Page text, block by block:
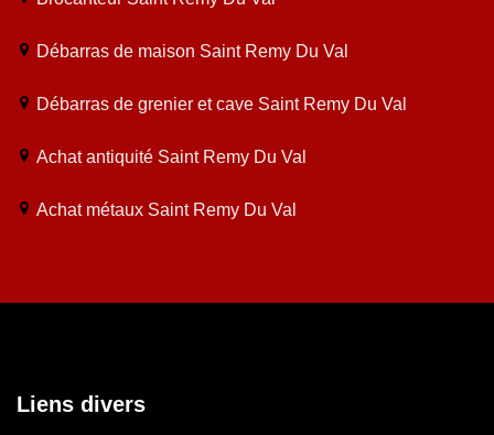
Débarras de maison Saint Remy Du Val
Débarras de grenier et cave Saint Remy Du Val
Achat antiquité Saint Remy Du Val
Achat métaux Saint Remy Du Val
Liens divers